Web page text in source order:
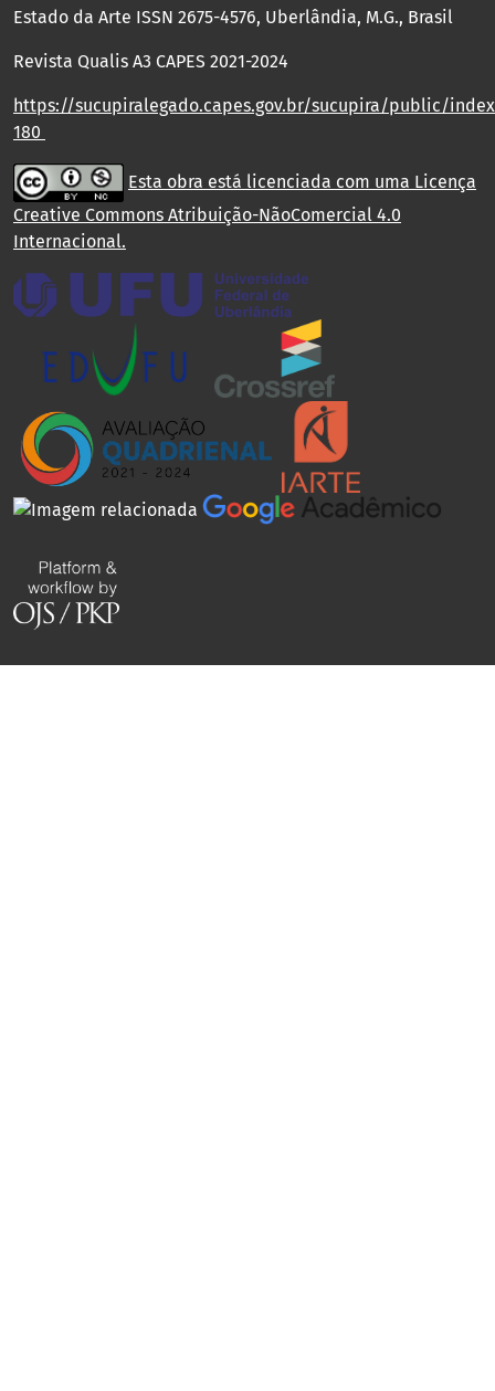
Estado da Arte ISSN 2675-4576, Uberlândia, M.G., Brasil
Revista Qualis A3 CAPES 2021-2024
https://sucupiralegado.capes.gov.br/sucupira/public/
180
Esta obra está licenciada com uma Licença
Creative Commons Atribuição-NãoComercial 4.0
Internacional.